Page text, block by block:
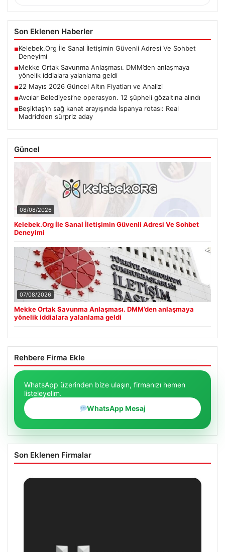
Son Eklenen Haberler
■Kelebek.Org İle Sanal İletişimin Güvenli Adresi Ve Sohbet
Deneyimi
■Mekke Ortak Savunma Anlaşması. DMM’den anlaşmaya
yönelik iddialara yalanlama geldi
■22 Mayıs 2026 Güncel Altın Fiyatları ve Analizi
■Avcılar Belediyesi’ne operasyon. 12 şüpheli gözaltına alındı
■Beşiktaş’ın sağ kanat arayışında İspanya rotası: Real
Madrid’den sürpriz aday
Güncel
08/08/2026
Kelebek.Org İle Sanal İletişimin Güvenli Adresi Ve Sohbet
Deneyimi
07/08/2026
Mekke Ortak Savunma Anlaşması. DMM’den anlaşmaya
yönelik iddialara yalanlama geldi
Rehbere Firma Ekle
WhatsApp üzerinden bize ulaşın, firmanızı hemen
listeleyelim.
WhatsApp Mesaj
Son Eklenen Firmalar